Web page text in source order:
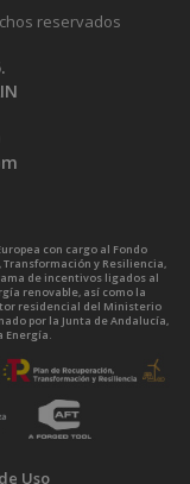
reservados
con cargo al Fondo
Transformación y Resiliencia,
de incentivos ligados al
renovable, así como la
residencial del Ministerio
por la Junta de Andalucía,
Energía.
Uso